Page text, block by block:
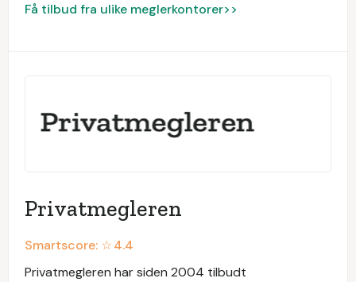
Få tilbud fra ulike meglerkontorer>>
Privatmegleren
Smartscore: ☆4.4
Privatmegleren har siden 2004 tilbudt